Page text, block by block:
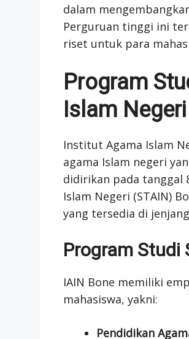
dalam
Perguruan tinggi ini
riset untuk para
Program
Islam
Institut Agama Islam
agama Islam negeri
didirikan pada tanggal
Islam Negeri (STAIN)
yang tersedia di jenjang
Program Studi
IAIN Bone memiliki
mahasiswa, yakni:
Pendidikan